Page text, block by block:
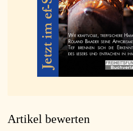
Artikel bewerten